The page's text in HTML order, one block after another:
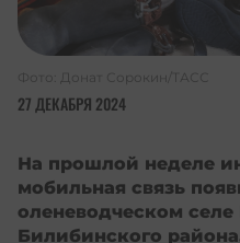
27 ДЕКАБРЯ 2024
Фото: Донат Сорокин/ТАСС
На прошлой неделе
мобильная связь
оленеводческом
Билибинского